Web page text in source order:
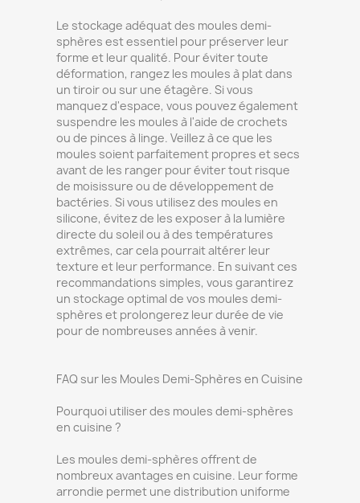
Le stockage adéquat des moules demi-
sphères est essentiel pour préserver leur
forme et leur qualité. Pour éviter toute
déformation, rangez les moules à plat dans
un tiroir ou sur une étagère. Si vous
manquez d'espace, vous pouvez également
suspendre les moules à l'aide de crochets
ou de pinces à linge. Veillez à ce que les
moules soient parfaitement propres et secs
avant de les ranger pour éviter tout risque
de moisissure ou de développement de
bactéries. Si vous utilisez des moules en
silicone, évitez de les exposer à la lumière
directe du soleil ou à des températures
extrêmes, car cela pourrait altérer leur
texture et leur performance. En suivant ces
recommandations simples, vous garantirez
un stockage optimal de vos moules demi-
sphères et prolongerez leur durée de vie
pour de nombreuses années à venir.
FAQ sur les Moules Demi-Sphères en Cuisine
Pourquoi utiliser des moules demi-sphères
en cuisine ?
Les moules demi-sphères offrent de
nombreux avantages en cuisine. Leur forme
arrondie permet une distribution uniforme